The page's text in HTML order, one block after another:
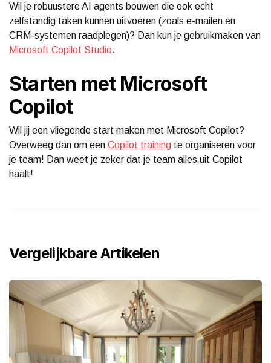
Wil je robuustere AI agents bouwen die ook echt
zelfstandig taken kunnen uitvoeren (zoals e-mailen en
CRM-systemen raadplegen)? Dan kun je gebruikmaken van
Microsoft Copilot Studio.
Starten met Microsoft
Copilot
Wil jij een vliegende start maken met Microsoft Copilot?
Overweeg dan om een Copilot training te organiseren voor
je team! Dan weet je zeker dat je team alles uit Copilot
haalt!
Vergelijkbare Artikelen